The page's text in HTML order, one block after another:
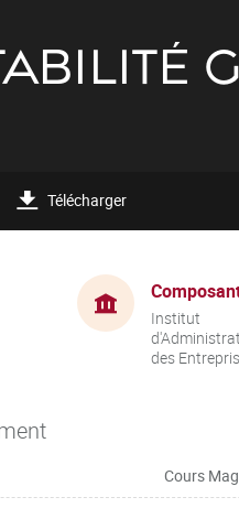
Télécharger
Institut
des
Cours